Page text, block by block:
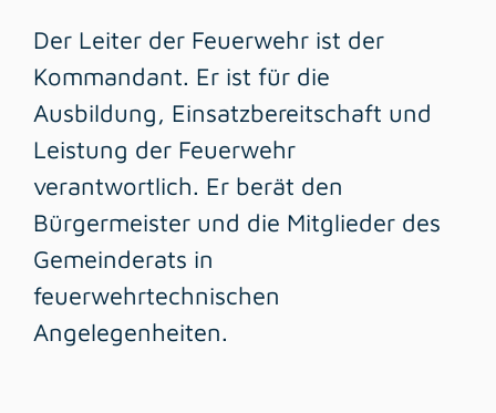
Der Leiter der Feuerwehr ist der
Kommandant. Er ist für die
Ausbildung, Einsatzbereitschaft und
Leistung der Feuerwehr
verantwortlich. Er berät den
Bürgermeister und die Mitglieder des
Gemeinderats in
feuerwehrtechnischen
Angelegenheiten.